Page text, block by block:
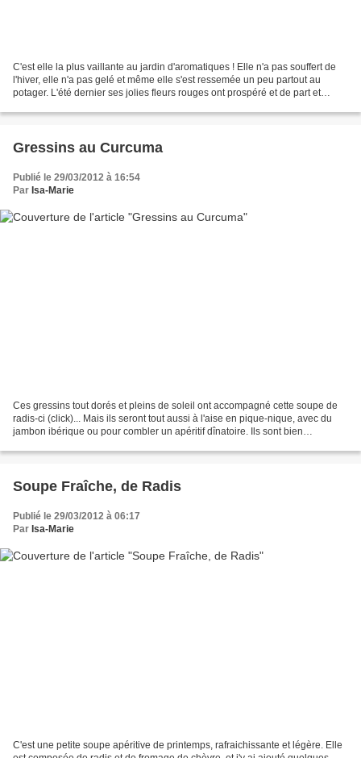
C'est elle la plus vaillante au jardin d'aromatiques ! Elle n'a pas souffert de
l'hiver, elle n'a pas gelé et même elle s'est ressemée un peu partout au
potager. L'été dernier ses jolies fleurs rouges ont prospéré et de part et
Gressins au Curcuma
Publié le 29/03/2012 à 16:54
Par Isa-Marie
Ces gressins tout dorés et pleins de soleil ont accompagné cette soupe de
radis-ci (click)... Mais ils seront tout aussi à l'aise en pique-nique, avec du
jambon ibérique ou pour combler un apéritif dînatoire. Ils sont bien
Soupe Fraîche, de Radis
Publié le 29/03/2012 à 06:17
Par Isa-Marie
C'est une petite soupe apéritive de printemps, rafraichissante et légère. Elle